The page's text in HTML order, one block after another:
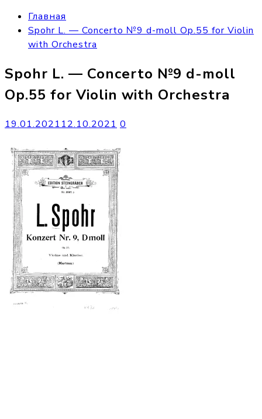
Главная
Spohr L. — Concerto №9 d-moll Op.55 for Violin
with Orchestra
Spohr L. — Concerto №9 d-moll
Op.55 for Violin with Orchestra
19.01.2021 12.10.2021 0